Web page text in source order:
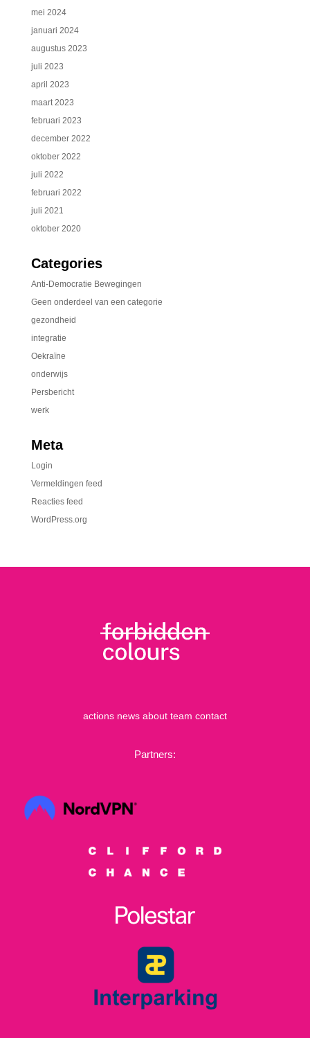
mei 2024
januari 2024
augustus 2023
juli 2023
april 2023
maart 2023
februari 2023
december 2022
oktober 2022
juli 2022
februari 2022
juli 2021
oktober 2020
Categories
Anti-Democratie Bewegingen
Geen onderdeel van een categorie
gezondheid
integratie
Oekraïne
onderwijs
Persbericht
werk
Meta
Login
Vermeldingen feed
Reacties feed
WordPress.org
actions news about team contact
Partners: